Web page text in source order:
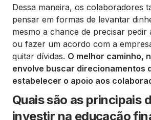
Dessa maneira, os colaboradores
pensar em formas de levantar
mesmo a chance de precisar pedir
ou fazer um acordo com a
quitar dívidas. O melhor caminho,
envolve buscar direcionamentos
estabelecer o apoio aos
Quais são as principais
investir na educação